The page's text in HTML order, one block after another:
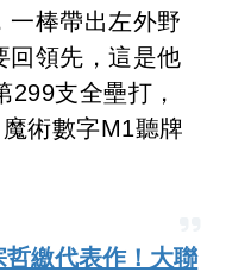
一棒帶出左外野
回領先，這是他
支全壘打，
術數字M1聽牌
繳代表作！大聯